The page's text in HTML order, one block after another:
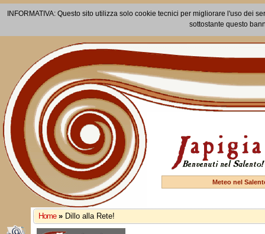
INFORMATIVA: Questo sito utilizza solo cookie tecnici per migliorare l'uso dei
sottostante questo
Meteo nel
Home » Dillo alla Rete!